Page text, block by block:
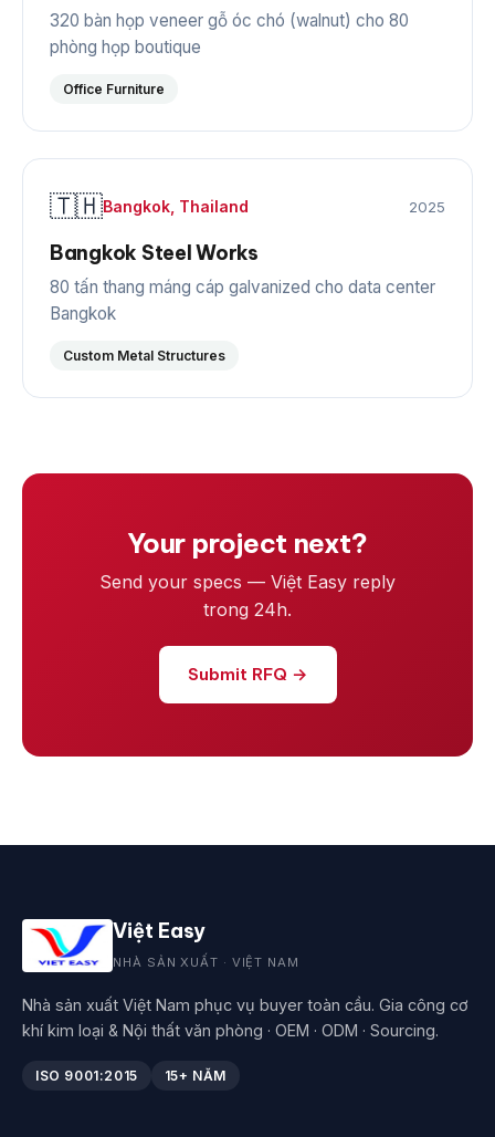
320 bàn họp veneer gỗ óc chó (walnut) cho 80
phòng họp boutique
Office Furniture
🇹🇭Bangkok, Thailand 2025
Bangkok Steel Works
80 tấn thang máng cáp galvanized cho data center
Bangkok
Custom Metal Structures
Your project next?
Send your specs — Việt Easy reply
trong 24h.
Submit RFQ →
Việt Easy
NHÀ SẢN XUẤT · VIỆT NAM
Nhà sản xuất Việt Nam phục vụ buyer toàn cầu. Gia công cơ
khí kim loại & Nội thất văn phòng · OEM · ODM · Sourcing.
ISO 9001:2015 15+ NĂM